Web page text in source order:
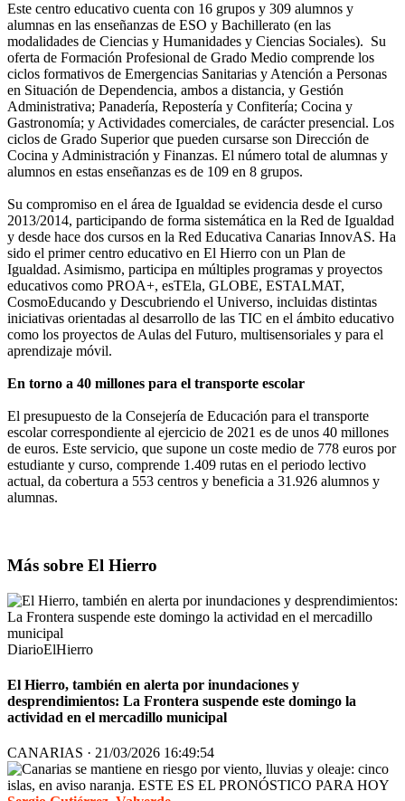
Este centro educativo cuenta con 16 grupos y 309 alumnos y
alumnas en las enseñanzas de ESO y Bachillerato (en las
modalidades de Ciencias y Humanidades y Ciencias Sociales). Su
oferta de Formación Profesional de Grado Medio comprende los
ciclos formativos de Emergencias Sanitarias y Atención a Personas
en Situación de Dependencia, ambos a distancia, y Gestión
Administrativa; Panadería, Repostería y Confitería; Cocina y
Gastronomía; y Actividades comerciales, de carácter presencial. Los
ciclos de Grado Superior que pueden cursarse son Dirección de
Cocina y Administración y Finanzas. El número total de alumnas y
alumnos en estas enseñanzas es de 109 en 8 grupos.
Su compromiso en el área de Igualdad se evidencia desde el curso
2013/2014, participando de forma sistemática en la Red de Igualdad
y desde hace dos cursos en la Red Educativa Canarias InnovAS. Ha
sido el primer centro educativo en El Hierro con un Plan de
Igualdad. Asimismo, participa en múltiples programas y proyectos
educativos como PROA+, esTEla, GLOBE, ESTALMAT,
CosmoEducando y Descubriendo el Universo, incluidas distintas
iniciativas orientadas al desarrollo de las TIC en el ámbito educativo
como los proyectos de Aulas del Futuro, multisensoriales y para el
aprendizaje móvil.
En torno a 40 millones para el transporte escolar
El presupuesto de la Consejería de Educación para el transporte
escolar correspondiente al ejercicio de 2021 es de unos 40 millones
de euros. Este servicio, que supone un coste medio de 778 euros por
estudiante y curso, comprende 1.409 rutas en el periodo lectivo
actual, da cobertura a 553 centros y beneficia a 31.926 alumnos y
alumnas.
Más sobre El Hierro
DiarioElHierro
El Hierro, también en alerta por inundaciones y
desprendimientos: La Frontera suspende este domingo la
actividad en el mercadillo municipal
CANARIAS · 21/03/2026 16:49:54